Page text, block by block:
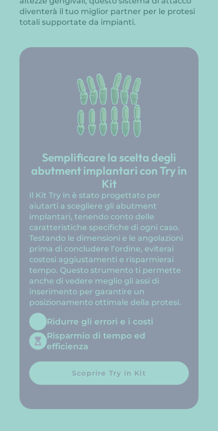
diventerà il tuo miglior partner per le protesi
totali supportate da impianti.
Semplificare la scelta degli
abutment implantari con Try in
Kit
Il Kit Try in è stato progettato per
aiutarti a scegliere gli abutment
implantari, tenendo conto delle
caratteristiche specifiche di ogni caso.
Testando le dimensioni e le angolazioni
prima di concludere l’ordine, eviterai
costosi aggiustamenti e risparmierai
tempo. Questo strumento ti permette
anche di vedere meglio gli assi di
inserimento per garantire un
posizionamento ottimale della protesi.
Ridurre gli errori e i costi
Risparmio di tempo ed
efficienza
Scoprire Try in Kit